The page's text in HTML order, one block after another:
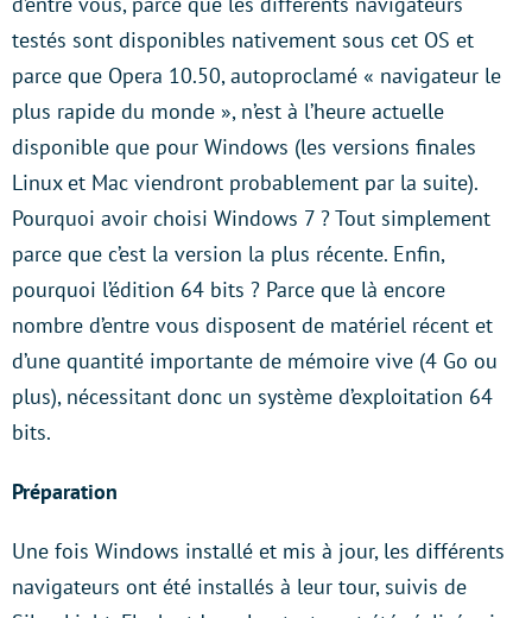
testés sont disponibles nativement sous cet OS et
parce que Opera 10.50, autoproclamé « navigateur le
plus rapide du monde », n’est à l’heure actuelle
disponible que pour Windows (les versions finales
Linux et Mac viendront probablement par la suite).
Pourquoi avoir choisi Windows 7 ? Tout simplement
parce que c’est la version la plus récente. Enfin,
pourquoi l’édition 64 bits ? Parce que là encore
nombre d’entre vous disposent de matériel récent et
d’une quantité importante de mémoire vive (4 Go ou
plus), nécessitant donc un système d’exploitation 64
bits.
Préparation
Une fois Windows installé et mis à jour, les différents
navigateurs ont été installés à leur tour, suivis de